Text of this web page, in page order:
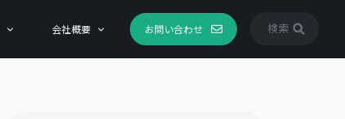
会社概要 お問い合わせ 検索